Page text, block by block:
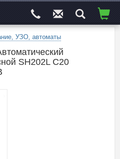
УЗО, автоматы
SH202L C20